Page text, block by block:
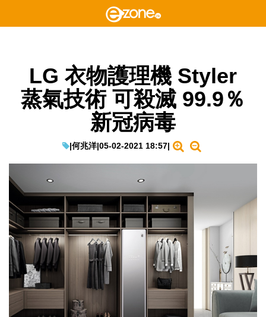
LG 衣物護理機 Styler
蒸氣技術 可殺滅 99.9％
新冠病毒
|何兆洋|05-02-2021 18:57|